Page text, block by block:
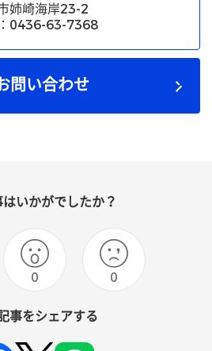
姉崎海岸23-2
0436-63-7368
問い合わせ
はいかがでしたか？
0 0
事をシェアする